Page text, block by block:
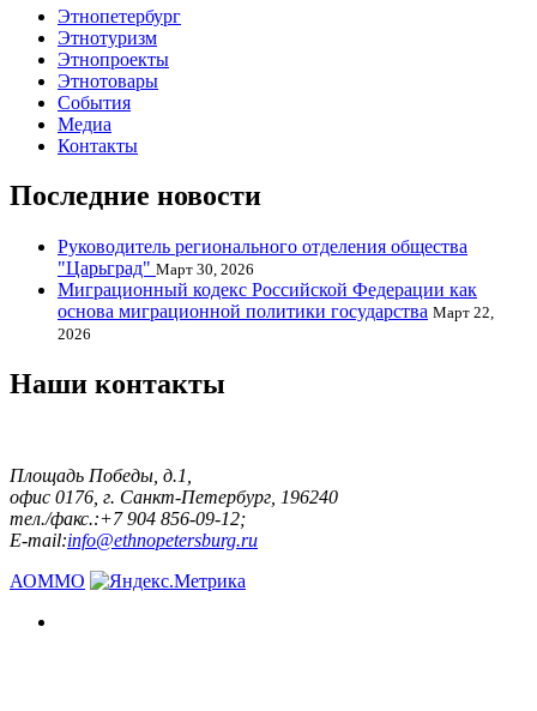
Этнопетербург
Этнотуризм
Этнопроекты
Этнотовары
События
Медиа
Контакты
Последние новости
Руководитель регионального отделения общества
"Царьград" Март 30, 2026
Миграционный кодекс Российской Федерации как
основа миграционной политики государства Март 22,
2026
Наши контакты
Площадь Победы, д.1,
офис 0176, г. Санкт-Петербург, 196240
тел./факс.:+7 904 856-09-12;
E-mail:info@ethnopetersburg.ru
АОММО